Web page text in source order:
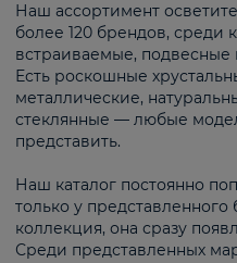
Наш ассортимент
более 120 брендов, среди
встраиваемые, подвесные
Есть роскошные
металлические,
стеклянные — любые
представить.
Наш каталог постоянно
только у
коллекция, она сразу
Среди представленных